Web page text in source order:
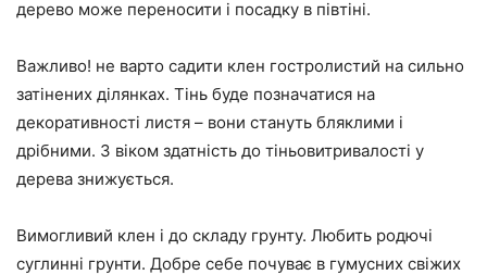
дерево може переносити і посадку в півтіні.
Важливо! не варто садити клен гостролистий на сильно
затінених ділянках. Тінь буде позначатися на
декоративності листя – вони стануть бляклими і
дрібними. З віком здатність до тіньовитривалості у
дерева знижується.
Вимогливий клен і до складу грунту. Любить родючі
суглинні грунти. Добре себе почуває в гумусних свіжих